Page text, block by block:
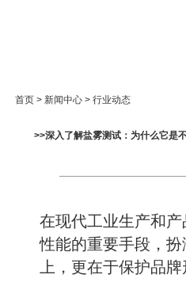
首页 > 新闻中心 > 行业动态
>>深入了解盐雾测试：为什么它是
在现代工业生产和
性能的重要手段，
上，更在于保护品